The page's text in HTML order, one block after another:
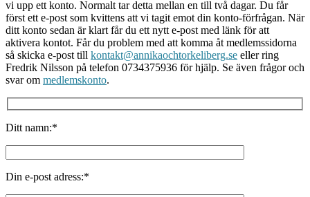
vi upp ett konto. Normalt tar detta mellan en till två dagar. Du får
först ett e-post som kvittens att vi tagit emot din konto-förfrågan. När
ditt konto sedan är klart får du ett nytt e-post med länk för att
aktivera kontot. Får du problem med att komma åt medlemssidorna
så skicka e-post till kontakt@annikaochtorkeliberg.se eller ring
Fredrik Nilsson på telefon 0734375936 för hjälp. Se även frågor och
svar om medlemskonto.
Ditt namn:*
Din e-post adress:*